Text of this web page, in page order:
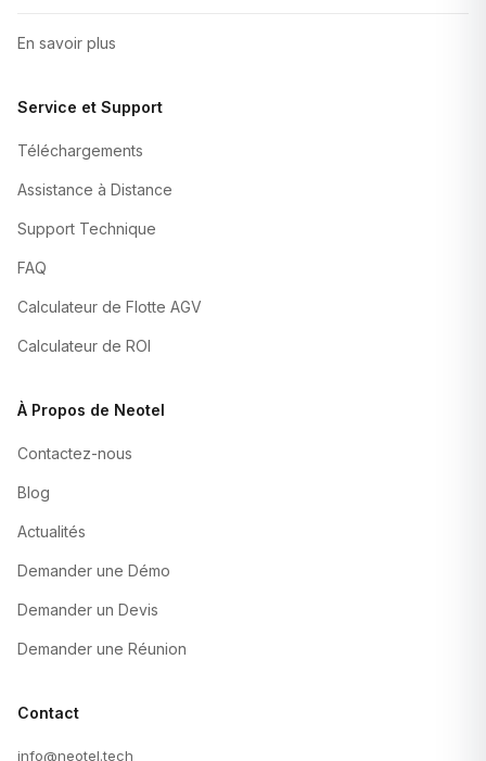
En savoir plus
Service et Support
Téléchargements
Assistance à Distance
Support Technique
FAQ
Calculateur de Flotte AGV
Calculateur de ROI
À Propos de Neotel
Contactez-nous
Blog
Actualités
Demander une Démo
Demander un Devis
Demander une Réunion
Contact
info@neotel.tech